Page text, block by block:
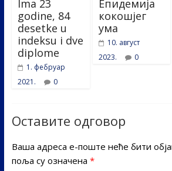
Ima 23
godine, 84
desetke u
indeksu i dve
diplome
1. фебруар
2021.
0
Епидемија
кокошјег
ума
10. август
2023.
0
Оставите одговор
Ваша адреса е-поште неће бити
поља су означена *